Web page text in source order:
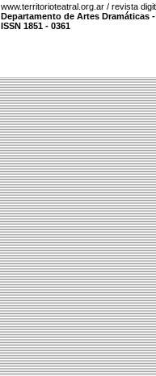
www.territorioteatral.org.ar / revista
Departamento de Artes Dramáticas
ISSN 1851 - 0361